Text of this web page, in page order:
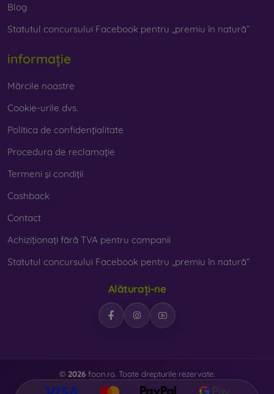
Blog
Statutul concursului Facebook pentru „premiu în natură”
informație
Mărcile noastre
Cookie-urile dvs.
Politica de confidențialitate
Procedura de reclamație
Termeni și condiții
Cashback
Contact
Achiziționați fără TVA pentru companii
Statutul concursului Facebook pentru „premiu în natură”
Alăturați-ne
© 2026 foon.ro. Toate drepturile rezervate.